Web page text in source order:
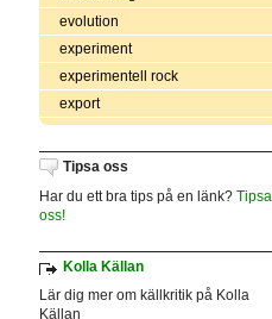
evolution
experiment
experimentell rock
export
Tipsa oss
Har du ett bra tips på en länk? Tipsa
oss!
Kolla Källan
Lär dig mer om källkritik på Kolla
Källan